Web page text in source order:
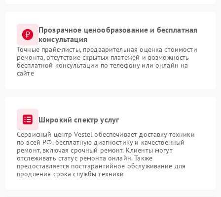
Прозрачное ценообразование и бесплатная
консультация
Точные прайс-листы, предварительная оценка стоимости
ремонта, отсутствие скрытых платежей и возможность
бесплатной консультации по телефону или онлайн на
сайте
Широкий спектр услуг
Сервисный центр Vestel обеспечивает доставку техники
по всей РФ, бесплатную диагностику и качественный
ремонт, включая срочный ремонт. Клиенты могут
отслеживать статус ремонта онлайн. Также
предоставляется постгарантийное обслуживание для
продления срока службы техники